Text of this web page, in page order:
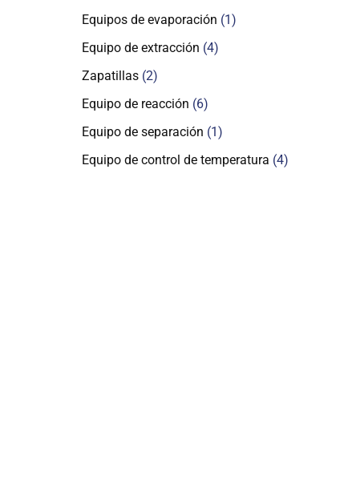
Equipos de evaporación 1
Equipo de extracción 4
Zapatillas 2
Equipo de reacción 6
Equipo de separación 1
Equipo de control de temperatura 4